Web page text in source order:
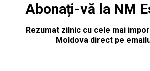
Abonați-vă la NM
Rezumat zilnic cu cele mai
Moldova direct pe